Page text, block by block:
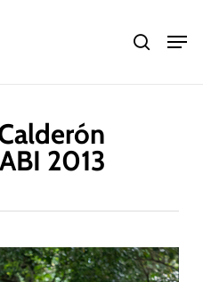
search
2013